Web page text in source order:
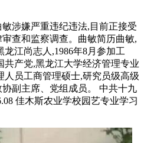
涉嫌严重违纪违法,目前正接受
查和监察调查。曲敏简历曲敏,
龙江尚志人,1986年8月参加工
共产党,黑龙江大学经济管理专业
人员工商管理硕士,研究员级高级
副主席、党组成员。 中共十九
佳木斯农业学校园艺专业学习